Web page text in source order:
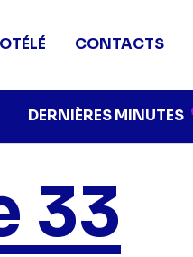
DERNIÈRES MINUTES
CONTACTS
33